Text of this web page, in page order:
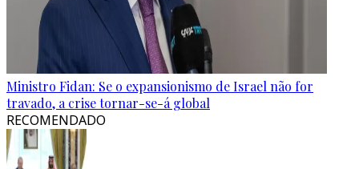
Ministro Fidan: Se o expansionismo de Israel não for
travado, a crise tornar-se-á global
RECOMENDADO